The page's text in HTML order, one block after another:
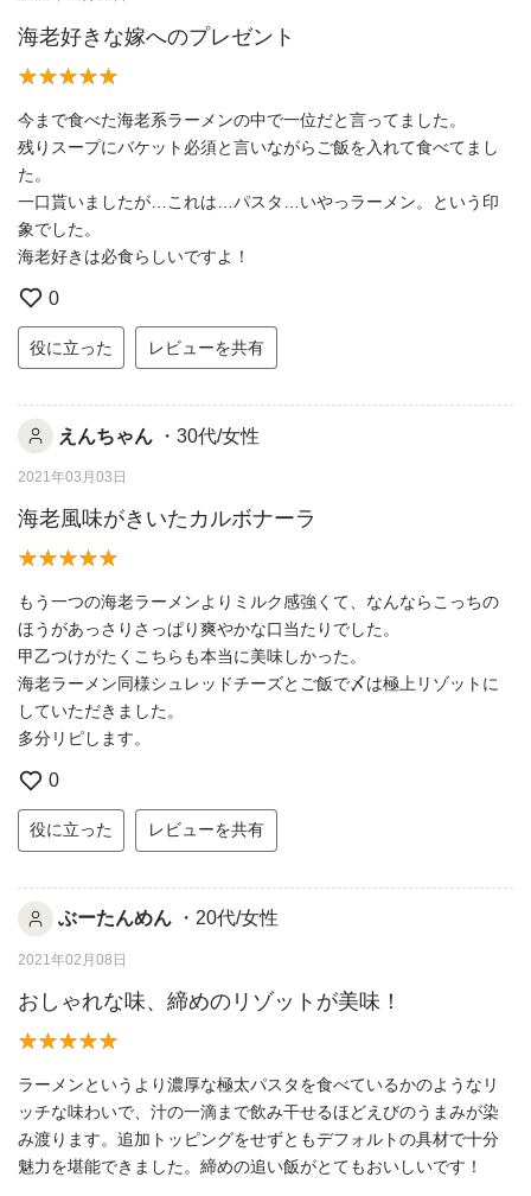
海老好きな嫁へのプレゼント
今まで食べた海老系ラーメンの中で一位だと言ってました。
残りスープにバケット必須と言いながらご飯を入れて食べてまし
た。
一口貰いましたが…これは…パスタ…いやっラーメン。という印
象でした。
海老好きは必食らしいですよ！
0
役に立った レビューを共有
えんちゃん ・30代/女性
2021年03月03日
海老風味がきいたカルボナーラ
もう一つの海老ラーメンよりミルク感強くて、なんならこっちの
ほうがあっさりさっぱり爽やかな口当たりでした。
甲乙つけがたくこちらも本当に美味しかった。
海老ラーメン同様シュレッドチーズとご飯で〆は極上リゾットに
していただきました。
多分リピします。
0
役に立った レビューを共有
ぶーたんめん ・20代/女性
2021年02月08日
おしゃれな味、締めのリゾットが美味！
ラーメンというより濃厚な極太パスタを食べているかのようなリ
ッチな味わいで、汁の一滴まで飲み干せるほどえびのうまみが染
み渡ります。追加トッピングをせずともデフォルトの具材で十分
魅力を堪能できました。締めの追い飯がとてもおいしいです！